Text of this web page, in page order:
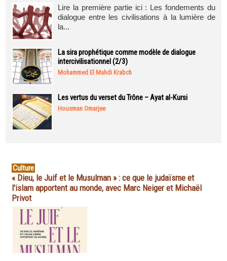
Lire la première partie ici : Les fondements du
dialogue entre les civilisations à la lumière de
la...
La sira prophétique comme modèle de dialogue
intercivilisationnel (2/3)
Mohammed El Mahdi Krabch
Les vertus du verset du Trône – Ayat al-Kursi
Housman Omarjee
Culture
« Dieu, le Juif et le Musulman » : ce que le judaïsme et
l'islam apportent au monde, avec Marc Neiger et Michaël
Privot